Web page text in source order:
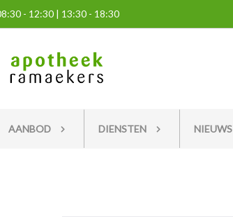
- 12:30 | 13:30 - 18:30
AANBOD DIENSTEN NIEUWS